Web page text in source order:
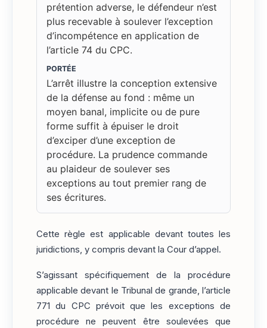
prétention adverse, le défendeur n’est
plus recevable à soulever l’exception
d’incompétence en application de
l’article 74 du CPC.
PORTÉE
L’arrêt illustre la conception extensive
de la défense au fond : même un
moyen banal, implicite ou de pure
forme suffit à épuiser le droit
d’exciper d’une exception de
procédure. La prudence commande
au plaideur de soulever ses
exceptions au tout premier rang de
ses écritures.
Cette règle est applicable devant toutes les
juridictions, y compris devant la Cour d’appel.
S’agissant spécifiquement de la procédure
applicable devant le Tribunal de grande, l’article
771 du CPC prévoit que les exceptions de
procédure ne peuvent être soulevées que